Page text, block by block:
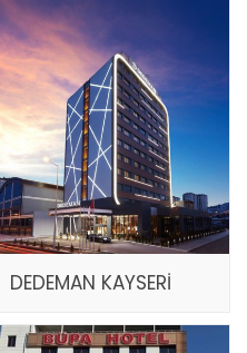
DEDEMAN KAYSERİ